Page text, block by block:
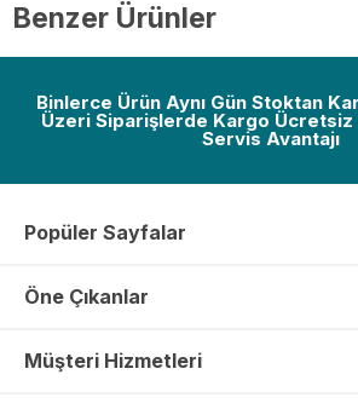
Benzer Ürünler
Binlerce Ürün Aynı Gün Stoktan
Üzeri Siparişlerde Kargo Ücretsiz
Servis Avantajı
Popüler Sayfalar
Öne Çıkanlar
Müşteri Hizmetleri